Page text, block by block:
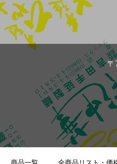
商品一覧 全商品リスト・価